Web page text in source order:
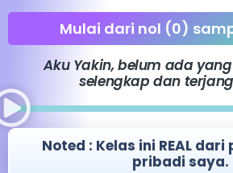
Mulai dari nol (0)
Aku Yakin, belum ada
selengkap dan
Noted : Kelas ini REAL
pribadi saya.